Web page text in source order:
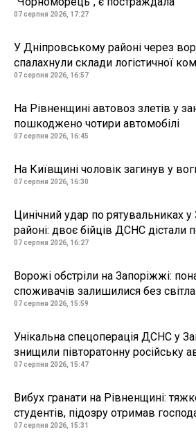
07 серпня 2026, 17:27
У Дніпровському районі через
спалахнули склади логістичної
07 серпня 2026, 16:57
На Рівненщині автовоз злетів у
пошкоджено чотири автомобілі
07 серпня 2026, 16:45
На Київщині чоловік загинув у
07 серпня 2026, 16:30
Цинічний удар по рятувальниках
районі: двоє бійців ДСНС дістали
07 серпня 2026, 16:27
Ворожі обстріли на Запоріжжі:
споживачів залишилися без світла
07 серпня 2026, 15:59
Унікальна спецоперація ДСНС у
знищили півторатонну російську
07 серпня 2026, 15:47
Вибух гранати на Рівненщині:
студентів, підозру отримав
07 серпня 2026, 15:31